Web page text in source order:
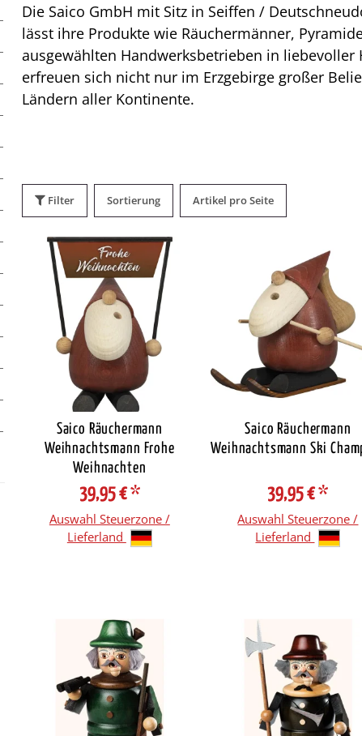
Die Saico GmbH mit Sitz in Seiffen /
lässt ihre Produkte wie Räuchermänner,
ausgewählten Handwerksbetrieben in liebevoller
erfreuen sich nicht nur im Erzgebirge großer
Ländern aller Kontinente.
Filter Sortierung Artikel pro Seite
Saico Räuchermann
Weihnachtsmann Frohe
Weihnachten
39,95 €*
Auswahl Steuerzone /
Lieferland
Saico Räuchermann
Weihnachtsmann Ski
39,95 €*
Auswahl Steuerzone /
Lieferland